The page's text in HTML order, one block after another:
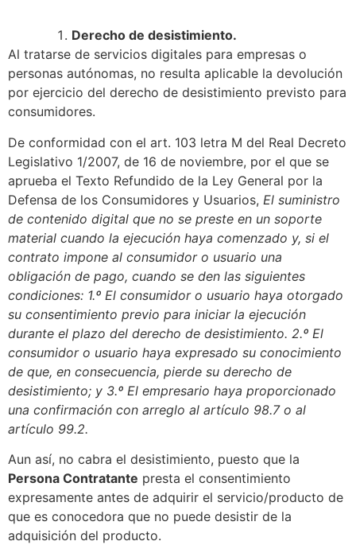
Derecho de desistimiento.
Al tratarse de servicios digitales para empresas o
personas autónomas, no resulta aplicable la devolución
por ejercicio del derecho de desistimiento previsto para
consumidores.
De conformidad con el art. 103 letra M del Real Decreto
Legislativo 1/2007, de 16 de noviembre, por el que se
aprueba el Texto Refundido de la Ley General por la
Defensa de los Consumidores y Usuarios, El suministro
de contenido digital que no se preste en un soporte
material cuando la ejecución haya comenzado y, si el
contrato impone al consumidor o usuario una
obligación de pago, cuando se den las siguientes
condiciones: 1.º El consumidor o usuario haya otorgado
su consentimiento previo para iniciar la ejecución
durante el plazo del derecho de desistimiento. 2.º El
consumidor o usuario haya expresado su conocimiento
de que, en consecuencia, pierde su derecho de
desistimiento; y 3.º El empresario haya proporcionado
una confirmación con arreglo al artículo 98.7 o al
artículo 99.2.
Aun así, no cabra el desistimiento, puesto que la
Persona Contratante presta el consentimiento
expresamente antes de adquirir el servicio/producto de
que es conocedora que no puede desistir de la
adquisición del producto.